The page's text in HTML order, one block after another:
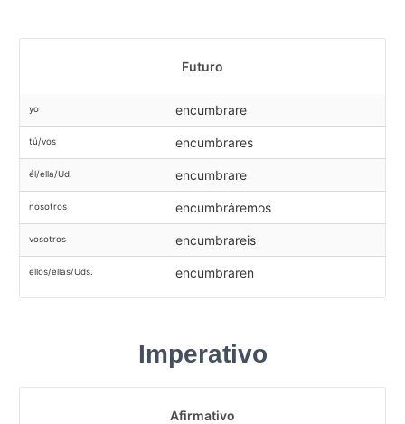
Futuro
yo encumbrare
tú/vos encumbrares
él/ella/Ud. encumbrare
nosotros encumbráremos
vosotros encumbrareis
ellos/ellas/Uds. encumbraren
Imperativo
Afirmativo